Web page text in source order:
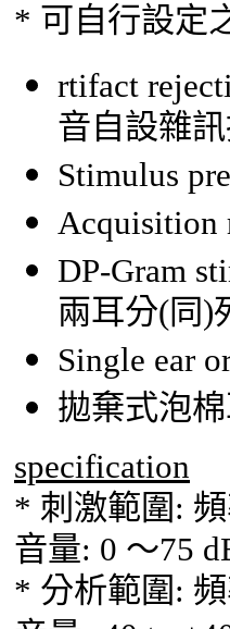
* 可自行設定
rtifact
音自設雜
Stimulus
Acquisition
DP-Gram
兩耳分(同)
Single ear
拋棄式泡
specification
* 刺激範圍 :
音量: 0 ～75
* 分析範圍 :